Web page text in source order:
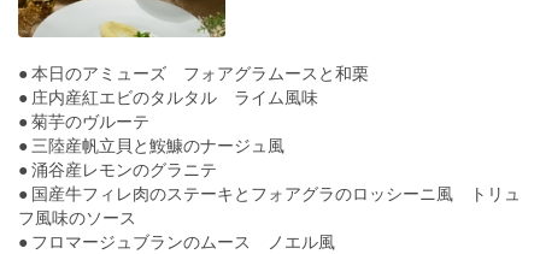
● 本日のアミューズ フォアグラムースと和栗
● 庄内産紅エビのタルタル ライム風味
● 菊芋のヴルーテ
● 三陸産帆立貝と鮟鱇のナージュ風
● 涌谷産レモンのグラニテ
● 国産牛フィレ肉のステーキとフォアグラのロッシーニ風 トリュ
フ風味のソース
● フロマージュブランのムース ノエル風